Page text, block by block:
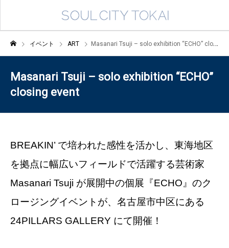
イベント ART Masanari Tsuji – solo exhibition “ECHO” closing event
Masanari Tsuji – solo exhibition “ECHO”
closing event
BREAKIN’ で培われた感性を活かし、東海地区
を拠点に幅広いフィールドで活躍する芸術家
Masanari Tsuji が展開中の個展『ECHO』のク
ロージングイベントが、名古屋市中区にある
24PILLARS GALLERY にて開催！